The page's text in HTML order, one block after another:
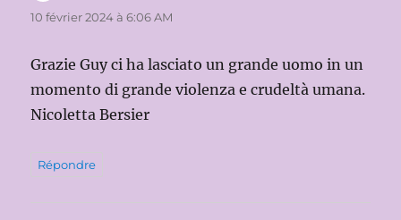
10 février 2024 à 6:06 AM
Grazie Guy ci ha lasciato un grande uomo in un
momento di grande violenza e crudeltà umana.
Nicoletta Bersier
Répondre